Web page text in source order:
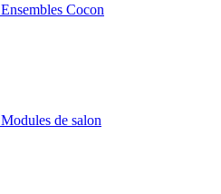
Ensembles Cocon
Modules de salon